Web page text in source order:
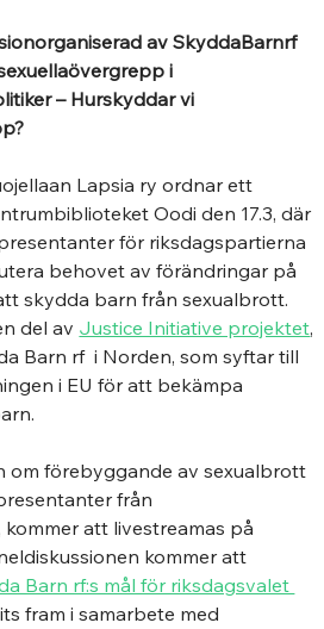
av SkyddaBarnrf
i
– Hurskyddar vi
Lapsia ry ordnar ett
Oodi den 17.3, där
för riksdagspartierna
behovet av förändringar på
skydda barn från sexualbrott.
del av Justice Initiative projektet,
Barn rf  i Norden, som syftar till
i EU för att bekämpa
om förebyggande av sexualbrott
från
att livestreamas på
kommer att
Barn rf:s mål för riksdagsvalet
fram i samarbete med